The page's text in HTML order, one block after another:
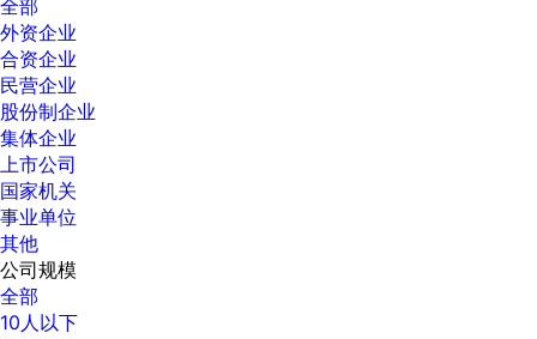
全部
外资企业
合资企业
民营企业
股份制企业
集体企业
上市公司
国家机关
事业单位
其他
公司规模
全部
10人以下